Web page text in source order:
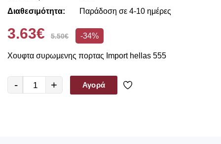
Διαθεσιμότητα:
Παράδοση σε 4-10 ημέρες
3.63€ 5.50€ -34%
Χουφτα συρωμενης πορτας Import hellas 555
- + Αγορά